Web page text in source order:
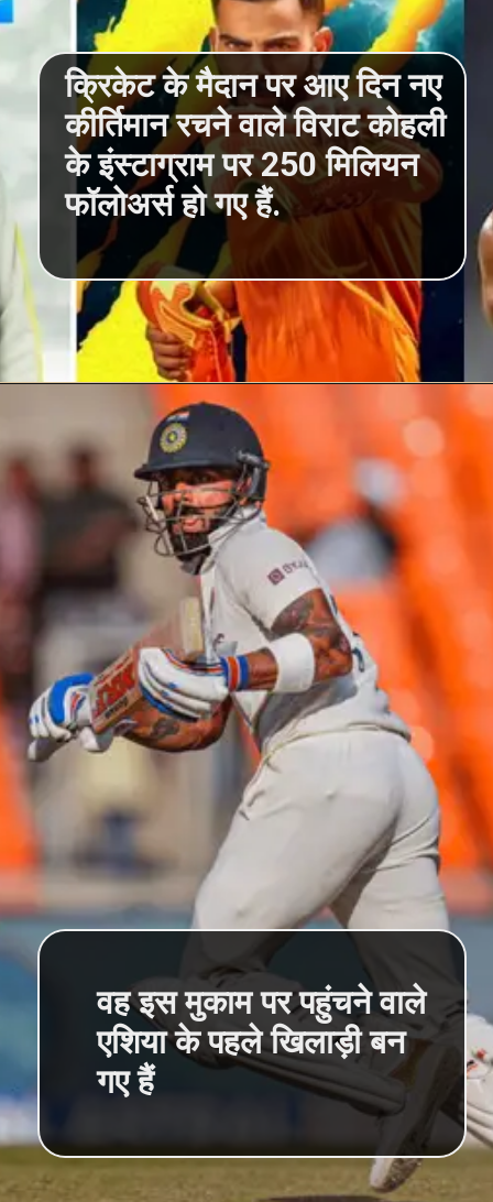
क्रिकेट के मैदान पर आए दिन नए
कीर्तिमान रचने वाले विराट कोहली
के इंस्टाग्राम पर 250 मिलियन
फॉलोअर्स हो गए हैं.
वह इस मुकाम पर पहुंचने वाले
एशिया के पहले खिलाड़ी बन
गए हैं